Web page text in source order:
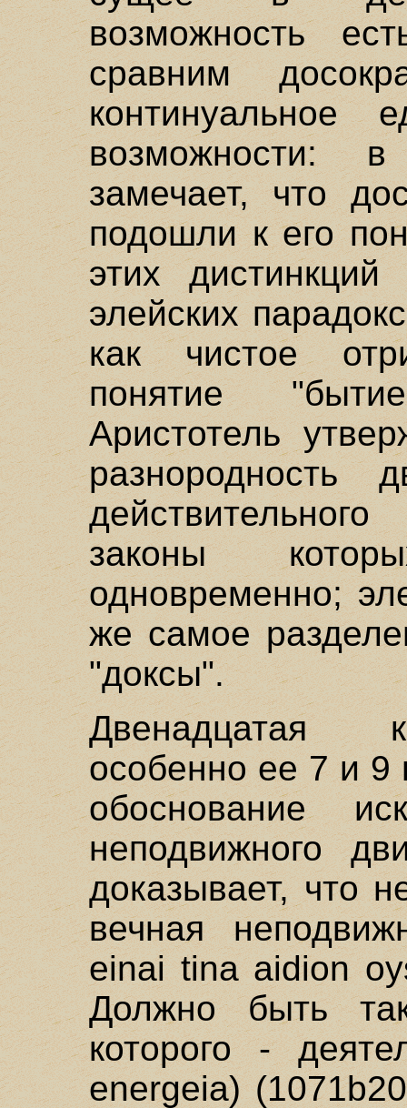
возможность
сравним
возможности:
замечает, что
подошли к его
этих
элейских
как чистое
понятие
Аристотель
разнородность
законы
одновременно;
же самое
"доксы".
Двенадцатая
особенно ее 7 и 9
обоснование
неподвижного
доказывает, что
вечная
einai tina aidion
Должно быть
которого -
energeia)